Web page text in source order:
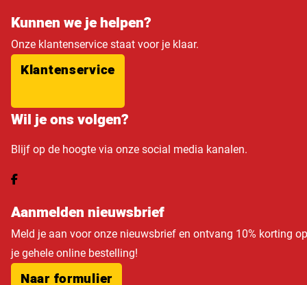
Kunnen we je helpen?
Onze klantenservice staat voor je klaar.
Klantenservice
Wil je ons volgen?
Blijf op de hoogte via onze social media kanalen.
Aanmelden nieuwsbrief
Meld je aan voor onze nieuwsbrief en ontvang 10% korting op
je gehele online bestelling!
Naar formulier